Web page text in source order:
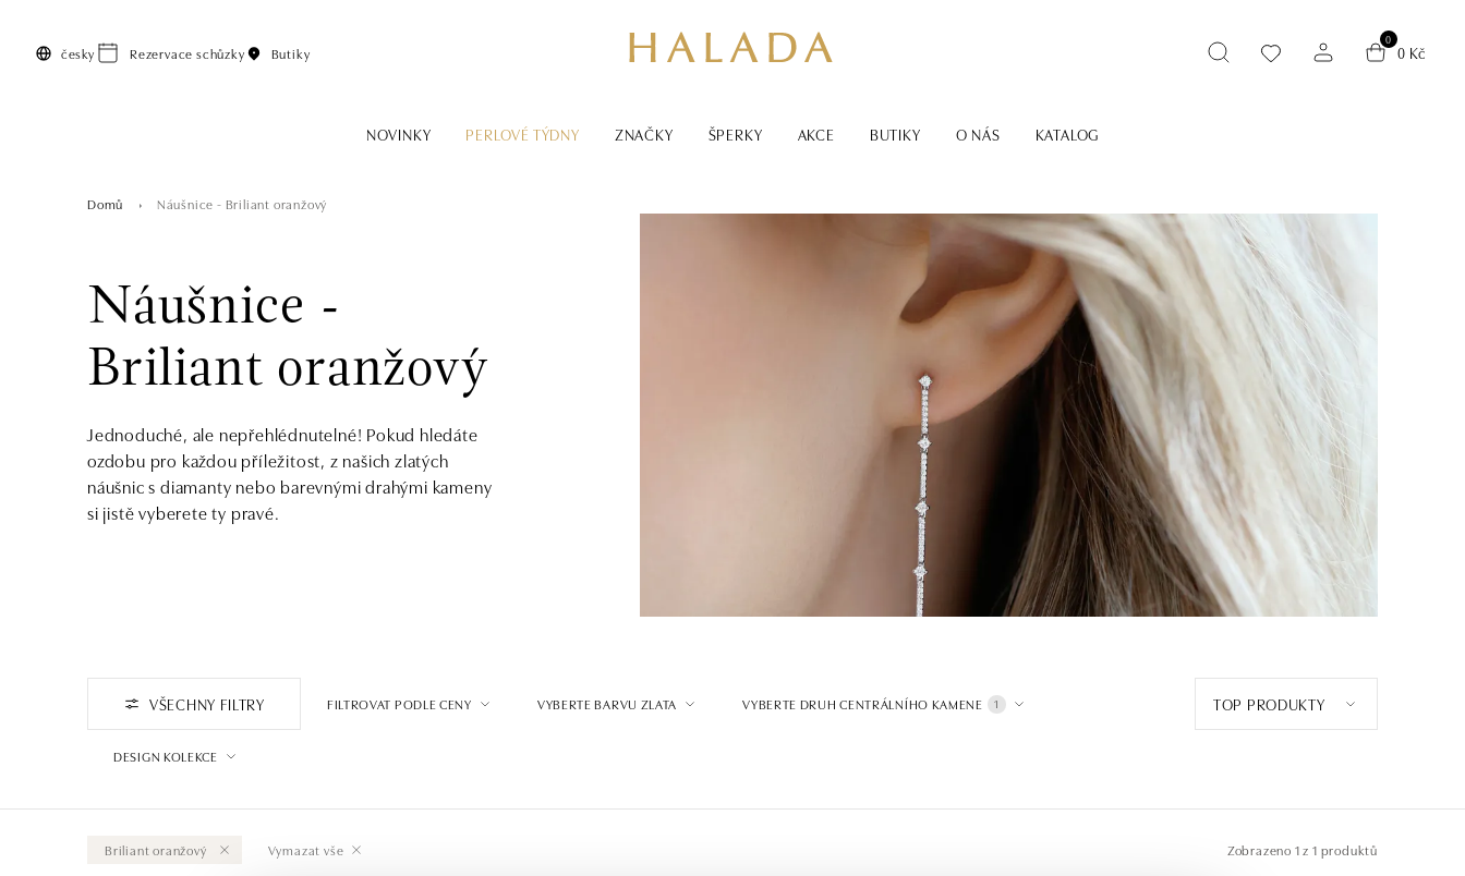
česky Rezervace schůzky Butiky
0
0 Kč
NOVINKY PERLOVÉ TÝDNY ZNAČKY ŠPERKY AKCE BUTIKY O NÁS KATALOG
Domů Náušnice - Briliant oranžový
Náušnice -
Briliant oranžový
Jednoduché, ale nepřehlédnutelné! Pokud hledáte
ozdobu pro každou příležitost, z našich zlatých
náušnic s diamanty nebo barevnými drahými kameny
si jistě vyberete ty pravé.
VŠECHNY FILTRY FILTROVAT PODLE CENY VYBERTE BARVU ZLATA VYBERTE DRUH CENTRÁLNÍHO KAMENE 1
DESIGN KOLEKCE
TOP PRODUKTY
Briliant oranžový Vymazat vše Zobrazeno 1 z 1 produktů